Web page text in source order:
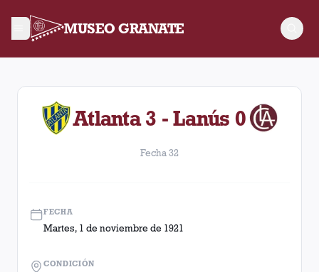
MUSEO GRANATE
Fecha 32. Partido entre Lanús y Atlanta disputado el
Atlanta 3 - Lanús 0
Fecha 32
FECHA
Martes, 1 de noviembre de 1921
CONDICIÓN